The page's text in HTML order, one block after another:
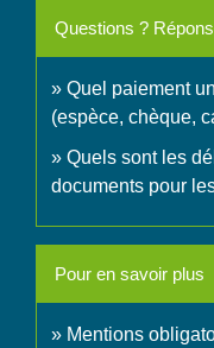
Questions ?
Quel paiement
(espèce, chèque,
Quels sont les
documents pour
Pour en savoir plus
Mentions